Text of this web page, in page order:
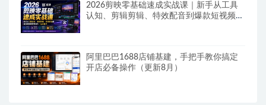
2026剪映零基础速成实战课｜新手从工具
认知、剪辑剪辑、特效配音到爆款短视频完
阿里巴巴1688店铺基建，手把手教你搞定
开店必备操作（更新8月）